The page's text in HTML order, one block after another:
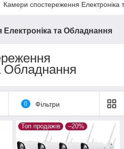
Камери спостереження Електроніка
та Обладнання
Обладнання
0 Фільтри
Топ продажів –20%